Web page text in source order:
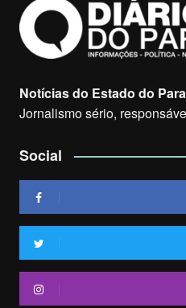
Notícias do Estado do
Jornalismo sério,
Social